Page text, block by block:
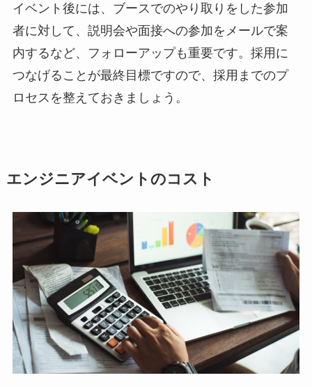
イベント後には、ブースでのやり取りをした参加
者に対して、説明会や面接への参加をメールで案
内するなど、フォローアップも重要です。採用に
つなげることが最終目標ですので、採用までのプ
ロセスを整えておきましょう。
エンジニアイベントのコスト